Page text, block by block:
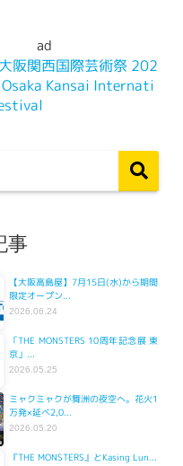
ad
事
【大阪高島屋】7月15日(水)から期間
限定オープン...
2026.06.24
「THE MONSTERS 10周年記念展 東
京」...
2026.05.25
ミャクミャクが舞洲の夜空へ。花火1
万発×延べ2,0...
2026.05.20
『THE MONSTERS』とKasing Lun...